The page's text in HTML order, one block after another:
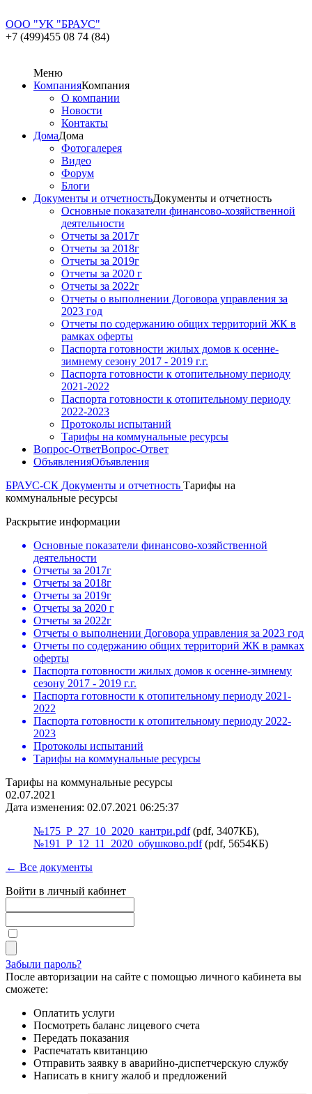
ООО "УК "БРАУС"
+7 (499)455 08 74 (84)
Меню
КомпанияКомпания
О компании
Новости
Контакты
ДомаДома
Фотогалерея
Видео
Форум
Блоги
Документы и отчетностьДокументы и отчетность
Основные показатели финансово-хозяйственной
деятельности
Отчеты за 2017г
Отчеты за 2018г
Отчеты за 2019г
Отчеты за 2020 г
Отчеты за 2022г
Отчеты о выполнении Договора управления за
2023 год
Отчеты по содержанию общих территорий ЖК в
рамках оферты
Паспорта готовности жилых домов к осенне-
зимнему сезону 2017 - 2019 г.г.
Паспорта готовности к отопительному периоду
2021-2022
Паспорта готовности к отопительному периоду
2022-2023
Протоколы испытаний
Тарифы на коммунальные ресурсы
Вопрос-ОтветВопрос-Ответ
ОбъявленияОбъявления
БРАУС-СК Документы и отчетность Тарифы на
коммунальные ресурсы
Раскрытие информации
Основные показатели финансово-хозяйственной
деятельности
Отчеты за 2017г
Отчеты за 2018г
Отчеты за 2019г
Отчеты за 2020 г
Отчеты за 2022г
Отчеты о выполнении Договора управления за 2023 год
Отчеты по содержанию общих территорий ЖК в рамках
оферты
Паспорта готовности жилых домов к осенне-зимнему
сезону 2017 - 2019 г.г.
Паспорта готовности к отопительному периоду 2021-
2022
Паспорта готовности к отопительному периоду 2022-
2023
Протоколы испытаний
Тарифы на коммунальные ресурсы
Тарифы на коммунальные ресурсы
02.07.2021
Дата изменения: 02.07.2021 06:25:37
№175_Р_27_10_2020_кантри.pdf(pdf, 3407КБ),
№191_Р_12_11_2020_обушково.pdf(pdf, 5654КБ)
← Все документы
Войти в личный кабинет
Забыли пароль?
После авторизации на сайте с помощью личного кабинета вы
сможете:
Оплатить услуги
Посмотреть баланс лицевого счета
Передать показания
Распечатать квитанцию
Отправить заявку в аварийно-диспетчерскую службу
Написать в книгу жалоб и предложений